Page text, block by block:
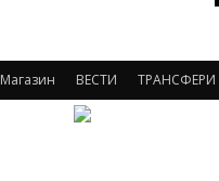
Магазин ВЕСТИ ТРАНСФЕРИ